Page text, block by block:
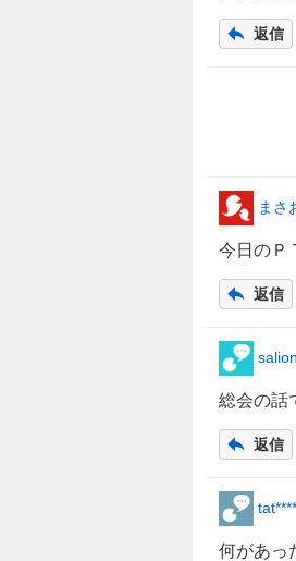
返信
まさ
今日のＰ
返信
salion
総会の話
返信
何があっ